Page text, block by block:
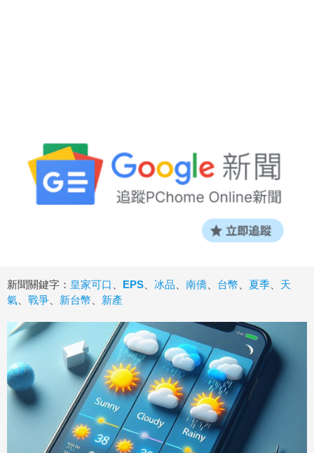
新聞關鍵字： 皇家可口 EPS 冰品 南僑 台幣 夏季
天
氣
戰爭 新台幣 新產